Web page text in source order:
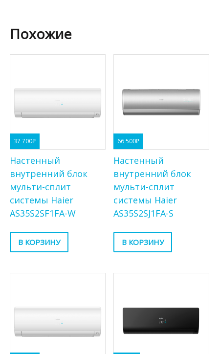
Похожие
37 700₽
Настенный
внутренний блок
мульти-сплит
системы Haier
AS35S2SF1FA-W
В КОРЗИНУ
66 500₽
Настенный
внутренний блок
мульти-сплит
системы Haier
AS35S2SJ1FA-S
В КОРЗИНУ